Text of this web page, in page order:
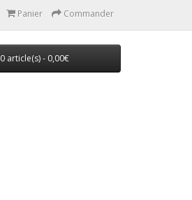
Panier Commander
0 article(s) - 0,00€